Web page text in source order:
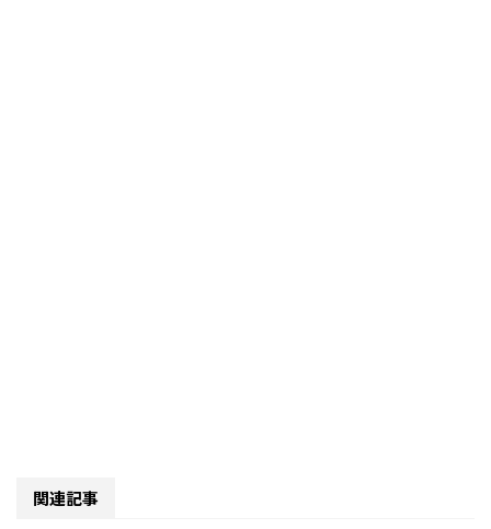
関連記事